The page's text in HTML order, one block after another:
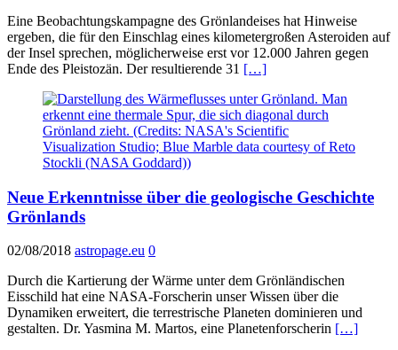
Eine Beobachtungskampagne des Grönlandeises hat Hinweise
ergeben, die für den Einschlag eines kilometergroßen Asteroiden auf
der Insel sprechen, möglicherweise erst vor 12.000 Jahren gegen
Ende des Pleistozän. Der resultierende 31 […]
Neue Erkenntnisse über die geologische Geschichte
Grönlands
02/08/2018 astropage.eu 0
Durch die Kartierung der Wärme unter dem Grönländischen
Eisschild hat eine NASA-Forscherin unser Wissen über die
Dynamiken erweitert, die terrestrische Planeten dominieren und
gestalten. Dr. Yasmina M. Martos, eine Planetenforscherin […]